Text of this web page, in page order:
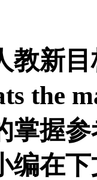
教新
the
掌握
编在